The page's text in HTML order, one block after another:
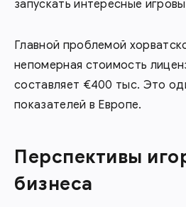
запускать интересные
Главной проблемой
непомерная стоимость
составляет €400 тыс. Это
показателей в Европе.
Перспективы
бизнеса